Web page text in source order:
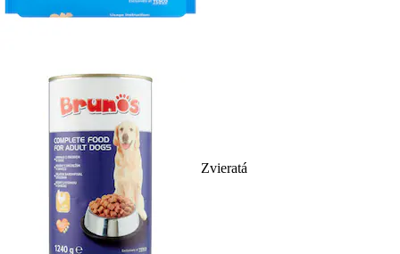
Zvieratá